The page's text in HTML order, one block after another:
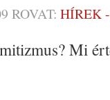
ROVAT: HÍREK
Mi